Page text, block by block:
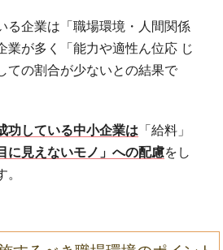
る企業は「職場環境・人間関係
業が多く「能力や適性ん位応 じ
ての割合が少ないとの結果で
功している中小企業は 「給料」
に見えないモノ」への配慮をし
。